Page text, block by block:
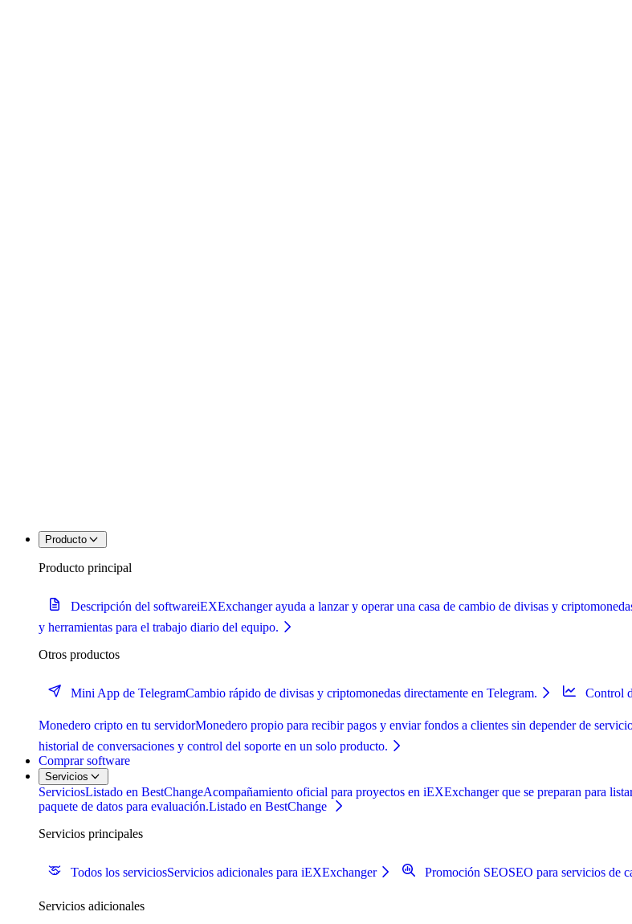
Producto
Producto principal
Descripción del softwareiEXExchanger ayuda a lanzar y operar una casa de cambio de divisas y
y herramientas para el trabajo diario del equipo.
Otros productos
Mini App de TelegramCambio rápido de divisas y criptomonedas directamente en Telegram. Control
Monedero cripto en tu servidorMonedero propio para recibir pagos y enviar fondos a clientes sin depender de
historial de conversaciones y control del soporte en un solo producto.
Comprar software
Servicios
ServiciosListado en BestChangeAcompañamiento oficial para proyectos en iEXExchanger que se preparan para
paquete de datos para evaluación.Listado en BestChange
Servicios principales
Todos los serviciosServicios adicionales para iEXExchanger Promoción SEOSEO para servicios de
Servicios adicionales